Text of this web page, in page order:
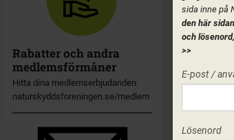
Rabatter och andra
medlemsförmåner
Hitta dina medlemserbjudanden:
naturskyddsforeningen.se/medlem
sida inne på
den här
och
>>
E-post /
Lösenord